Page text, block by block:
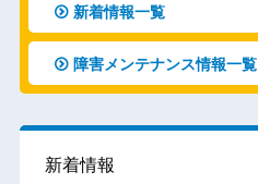
新着情報一覧
障害メンテナンス情報一覧
新着情報